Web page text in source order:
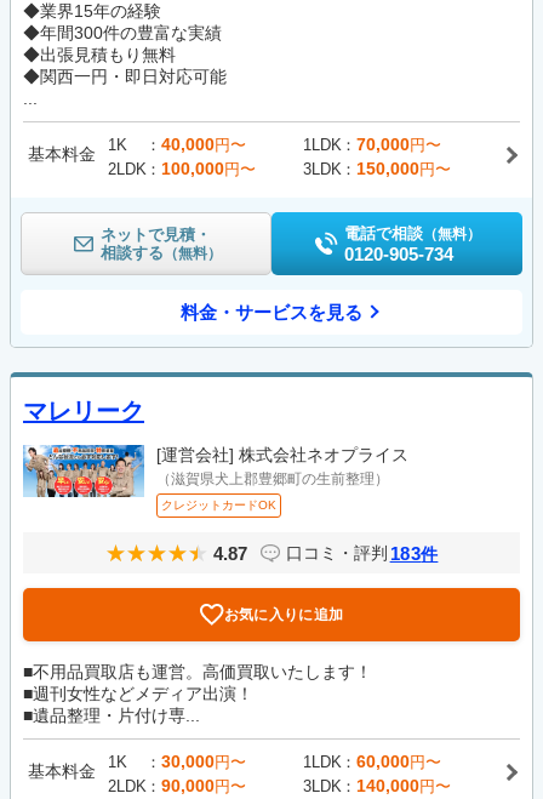
◆業界15年の経験
◆年間300件の豊富な実績
◆出張見積もり無料
◆関西一円・即日対応可能
...
基本料金 1K 40,000円〜 1LDK 70,000円〜
2LDK
100,000円〜 3LDK 150,000円〜
ネットで見積・
相談する （無料）
電話で相談 （無料）
0120-905-734
料金・サービスを見る
マレリーク
[運営会社] 株式会社ネオプライス
（滋賀県犬上郡豊郷町の生前整理）
クレジットカードOK
4.87 口コミ・評判 183件
お気に入りに追加
■不用品買取店も運営。高価買取いたします！
■週刊女性などメディア出演！
■遺品整理・片付け専...
基本料金 1K 30,000円〜 1LDK 60,000円〜
2LDK
90,000円〜 3LDK 140,000円〜